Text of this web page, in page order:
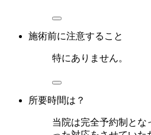
施術前に注意すること
特にありません。
所要時間は？
当院は完全予約制とな